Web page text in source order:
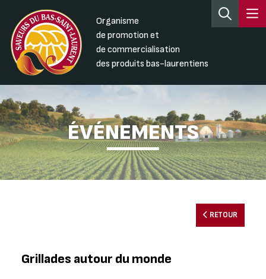
Organisme
de promotion et
de commercialisation
des produits bas-laurentiens
ÉVÉNEMENTS
RETOUR
Grillades autour du monde